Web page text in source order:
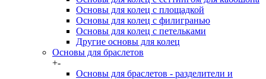
Основы для колец с площадкой
Основы для колец с филигранью
Основы для колец с петельками
Другие основы для колец
Основы для браслетов
+-
Основы для браслетов - разделители и